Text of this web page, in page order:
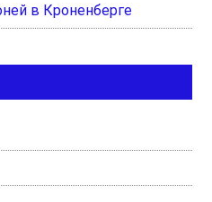
в Кроненберге